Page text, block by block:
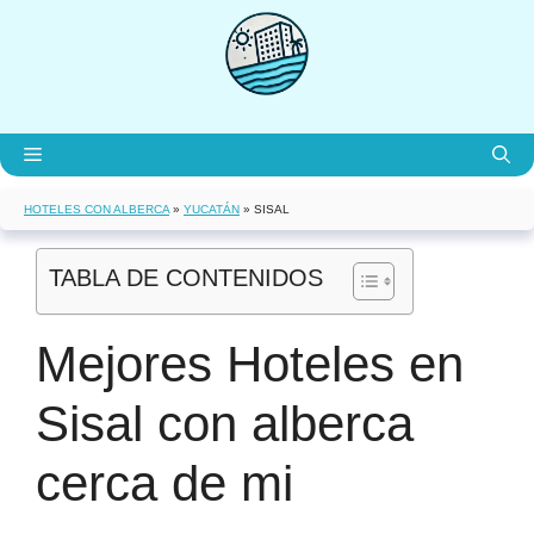
Menú
HOTELES CON ALBERCA » YUCATÁN » SISAL
TABLA DE CONTENIDOS
Mejores Hoteles en
Sisal con alberca
cerca de mi